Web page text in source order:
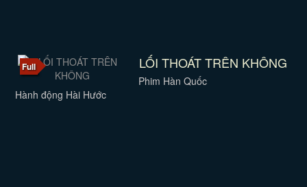
Full LỐI THOÁT TRÊN KHÔNG
Phim Hàn Quốc
Hành động Hài Hước